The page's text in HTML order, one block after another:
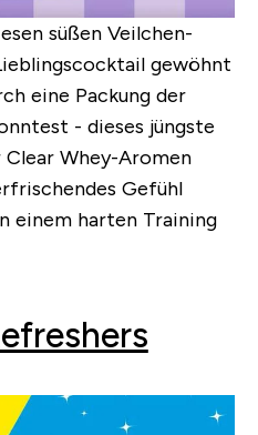
süßen Veilchen-
gewöhnt
eine Packung der
- dieses jüngste
Whey-Aromen
Gefühl
einem harten Training